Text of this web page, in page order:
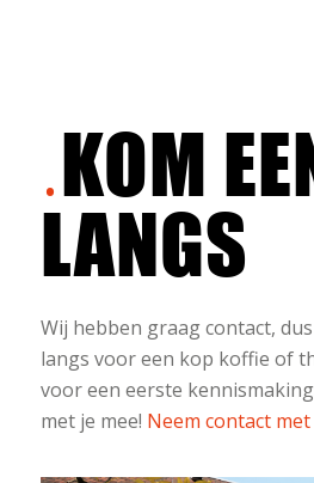
KOM
LANGS
Wij hebben graag contact,
langs voor een kop koffie of
voor een eerste
met je mee! Neem contact